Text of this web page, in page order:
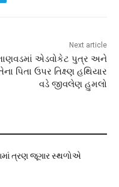
Next article
એડવોકેટ પુત્ર અને
પિતા ઉપર તિક્ષ્ણ હથિયાર
વડે જીવલેણ હુમલો
ત્રણ જૂગાર સ્થળોએ